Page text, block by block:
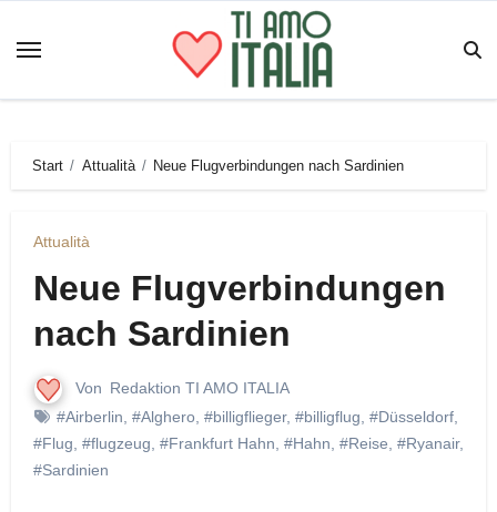
Inhalt
Start Attualità Neue Flugverbindungen nach Sardinien
Attualità
Neue Flugverbindungen
nach Sardinien
Von Redaktion TI AMO ITALIA
#Airberlin #Alghero, #billigflieger, #billigflug #Düsseldorf,
#Flug #flugzeug #Frankfurt Hahn #Hahn #Reise #Ryanair,
#Sardinien